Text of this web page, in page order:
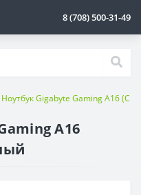
8 (708) 500-31-49
Gigabyte Gaming A16
A16